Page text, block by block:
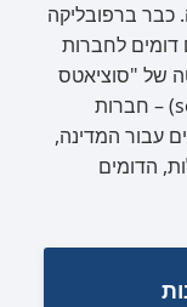
כבר ברפובליקה
דומים לחברות
של "סוציאטס
פובליקנורום" (societas publicanorum) – חברות
עבור המדינה,
הדומים